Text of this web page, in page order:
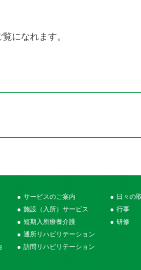
になれます。
サービスのご案内
施設（入所）サービス
短期入所療養介護
通所リハビリテーション
訪問リハビリテーション
日々の
行事
研修